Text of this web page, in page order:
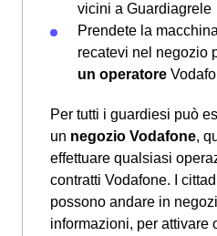
vicini a Guardiagrele
Prendete la
recatevi nel negozio
un operatore
Per tutti i guardiesi può
un negozio Vodafone,
effettuare qualsiasi
contratti Vodafone. I
possono andare in
informazioni, per attivare